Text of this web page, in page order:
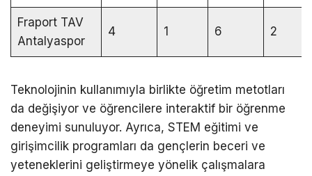
Fraport TAV
Antalyaspor
4 1 6 2
Teknolojinin kullanımıyla birlikte öğretim metotları
da değişiyor ve öğrencilere interaktif bir öğrenme
deneyimi sunuluyor. Ayrıca, STEM eğitimi ve
girişimcilik programları da gençlerin beceri ve
yeteneklerini geliştirmeye yönelik çalışmalara